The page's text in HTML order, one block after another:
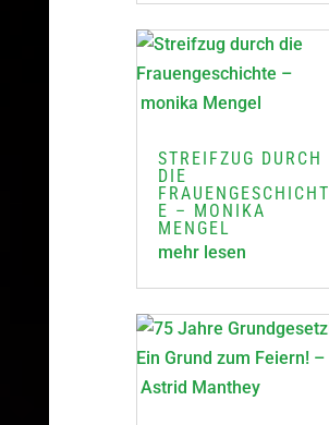
STREIFZUG DURCH
DIE
FRAUENGESCHICHT
E – MONIKA
MENGEL
mehr lesen